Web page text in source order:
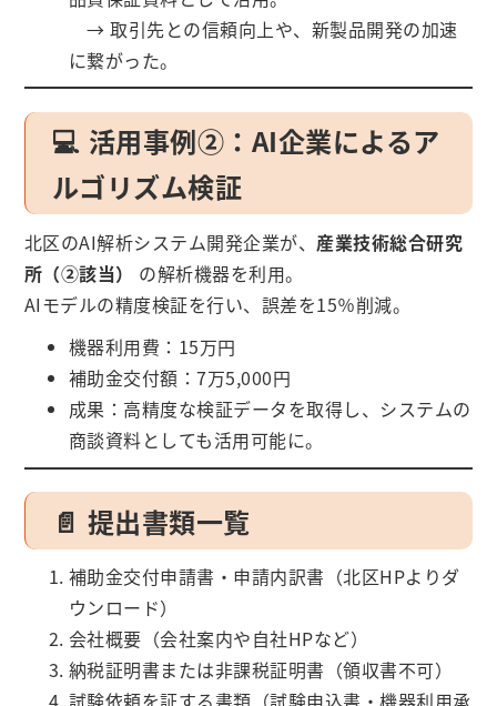
→ 取引先との信頼向上や、新製品開発の加速
に繋がった。
💻 活用事例②：AI企業によるア
ルゴリズム検証
北区のAI解析システム開発企業が、 産業技術総合研究
所（②該当）
の解析機器を利用。
AIモデルの精度検証を行い、誤差を15％削減。
機器利用費：15万円
補助金交付額：7万5,000円
成果：高精度な検証データを取得し、システムの
商談資料としても活用可能に。
📄 提出書類一覧
補助金交付申請書・申請内訳書（北区HPよりダ
ウンロード）
会社概要（会社案内や自社HPなど）
納税証明書または非課税証明書（領収書不可）
試験依頼を証する書類（試験申込書・機器利用承